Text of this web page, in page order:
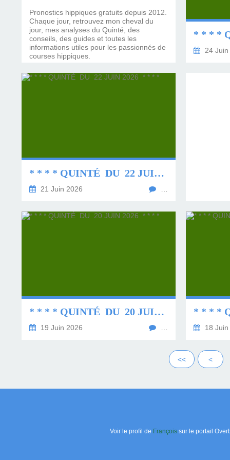
Pronostics hippiques gratuits depuis 2012.
Chaque jour, retrouvez mon cheval du
jour, mes analyses du Quinté, des
conseils, des guides et toutes les
informations utiles pour les passionnés de
courses hippiques.
24
* * * * QUINTÉ DU 22 JUIN 2026 * * * *
21 Juin 2026
* * * * QUINTÉ DU 20 JUIN 2026 * * * *
19 Juin 2026 18
<< <
Voir le profil de François sur le portail